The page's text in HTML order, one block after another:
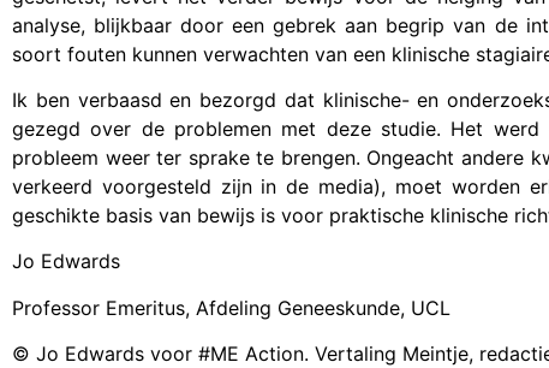
analyse, blijkbaar door een gebrek aan begrip van de
soort fouten kunnen verwachten van een klinische
Ik ben verbaasd en bezorgd dat klinische- en
gezegd over de problemen met deze studie. Het
probleem weer ter sprake te brengen. Ongeacht andere
verkeerd voorgesteld zijn in de media), moet worden
geschikte basis van bewijs is voor praktische klinische
Jo Edwards
Professor Emeritus, Afdeling Geneeskunde, UCL
© Jo Edwards voor #ME Action. Vertaling Meintje,